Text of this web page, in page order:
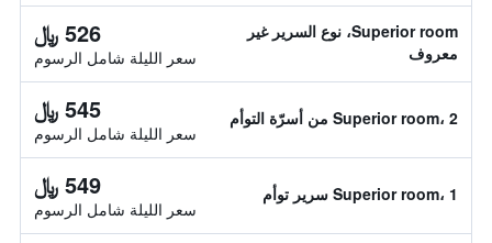
Superior room، نوع السرير غير
معروف
526 ﷼
سعر الليلة شامل الرسوم
Superior room، 2 من أسرّة التوأم 545 ﷼
سعر الليلة شامل الرسوم
Superior room، 1 سرير توأم 549 ﷼
سعر الليلة شامل الرسوم